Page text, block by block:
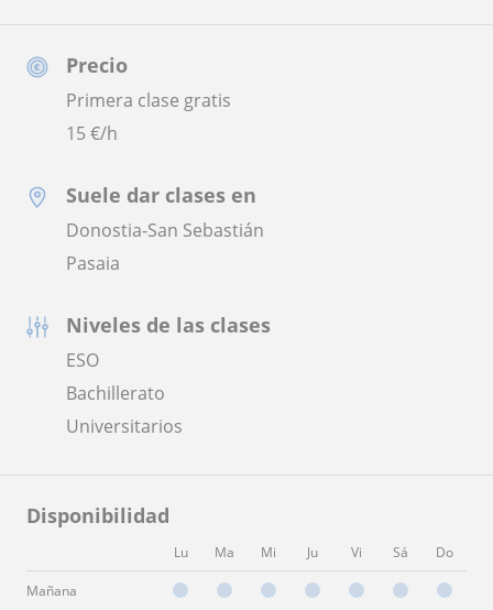
Precio
Primera clase gratis
15€/h
Suele dar clases en
Donostia-San Sebastián
Pasaia
Niveles de las clases
ESO
Bachillerato
Universitarios
Disponibilidad
Lu Ma Mi Ju Vi Sá Do
Mañana